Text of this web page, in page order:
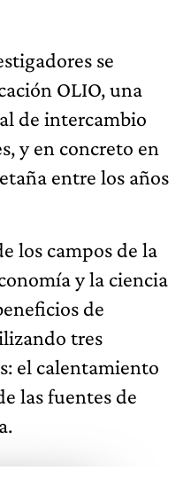
se
OLIO, una
de intercambio
y en concreto en
entre los años
los campos de la
y la ciencia
de
tres
el calentamiento
las fuentes de